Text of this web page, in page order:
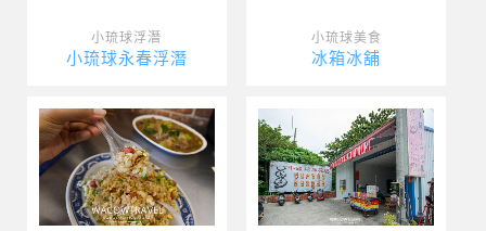
小琉球浮潛
小琉球永春浮潛
小琉球美食
冰箱冰舖